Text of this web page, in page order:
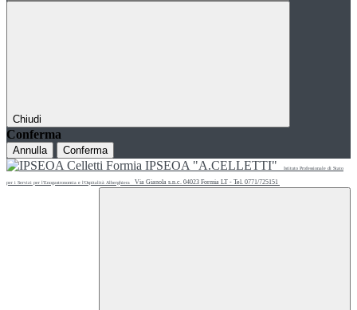
Chiudi
Conferma
Annulla Conferma
IPSEOA "A.CELLETTI" Istituto Professionale di Stato
per i Servizi per l'Enogastronomia e l'Ospitalità Alberghiera Via Gianola s.n.c. 04023 Formia LT - Tel. 0771/725151